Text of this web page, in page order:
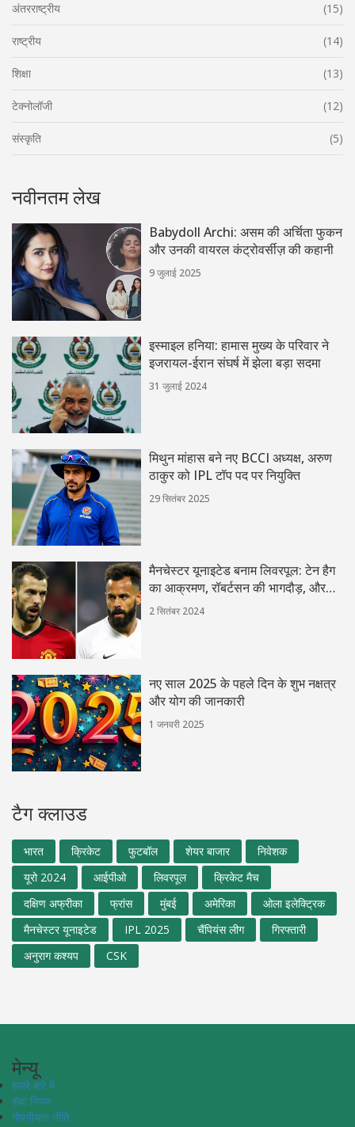
अंतरराष्ट्रीय (15)
राष्ट्रीय (14)
शिक्षा (13)
टेक्नोलॉजी (12)
संस्कृति (5)
नवीनतम लेख
Babydoll Archi: असम की अर्चिता फुकन
और उनकी वायरल कंट्रोवर्सीज़ की कहानी
9 जुलाई 2025
इस्माइल हनिया: हामास मुख्य के परिवार ने
इजरायल-ईरान संघर्ष में झेला बड़ा सदमा
31 जुलाई 2024
मिथुन मांहास बने नए BCCI अध्यक्ष, अरुण
ठाकुर को IPL टॉप पद पर नियुक्ति
29 सितंबर 2025
मैनचेस्टर यूनाइटेड बनाम लिवरपूल: टेन हैग
का आक्रमण, रॉबर्टसन की भागदौड़, और
ग्रैवेनबर्च की असली परीक्षा
2 सितंबर 2024
नए साल 2025 के पहले दिन के शुभ नक्षत्र
और योग की जानकारी
1 जनवरी 2025
टैग क्लाउड
भारत क्रिकेट फुटबॉल शेयर बाजार
निवेशक
यूरो 2024
आईपीओ लिवरपूल
क्रिकेट मैच
दक्षिण अफ्रीका
फ्रांस मुंबई अमेरिका
ओला इलेक्ट्रिक
मैनचेस्टर यूनाइटेड
IPL 2025 चैंपियंस लीग
गिरफ्तारी
अनुराग कश्यप
CSK
मेन्यू
हमारे बारे में
सेवा नियम
गोपनीयता नीति